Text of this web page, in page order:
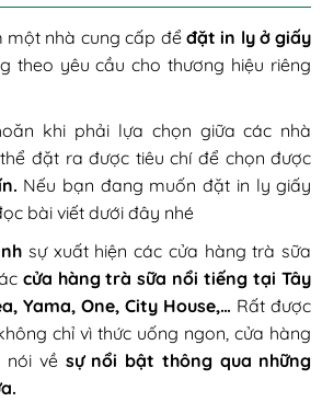
một nhà cung cấp đểđặt in ly ở giấy
theo yêu cầu cho thương hiệu riêng
khi phải lựa chọn giữa các nhà
đặt ra được tiêu chí để chọn được
Nếu bạn đang muốn đặt in ly giấy
bài viết dưới đây nhé
sự xuất hiện các cửa hàng trà sữa
cửa hàng trà sữa nổi tiếng tại Tây
Yama, One, City House,… Rất được
chỉ vì thức uống ngon, cửa hàng
nói về sự nổi bật thông qua những